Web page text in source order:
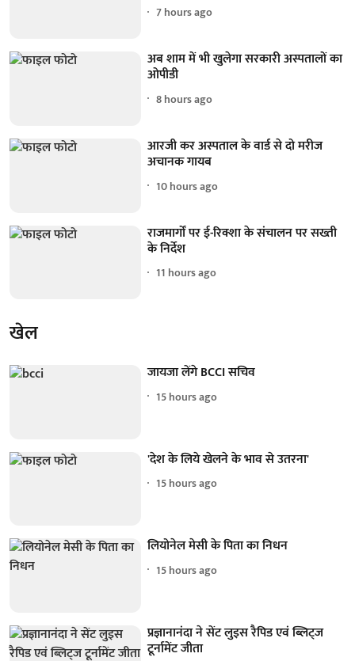
7 hours ago
अब शाम में भी खुलेगा सरकारी अस्पतालों का
ओपीडी
8 hours ago
आरजी कर अस्पताल के वार्ड से दो मरीज
अचानक गायब
10 hours ago
राजमार्गों पर ई-रिक्शा के संचालन पर सख्ती
के निर्देश
11 hours ago
खेल
जायजा लेंगे BCCI सचिव
15 hours ago
'देश के लिये खेलने के भाव से उतरना'
15 hours ago
लियोनेल मेसी के पिता का निधन
15 hours ago
प्रज्ञानानंदा ने सेंट लुइस रैपिड एवं ब्लिट्ज
टूर्नामेंट जीता